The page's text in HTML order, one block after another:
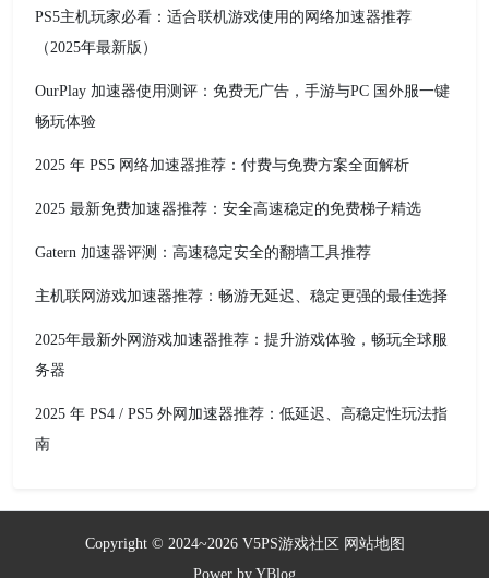
PS5主机玩家必看：适合联机游戏使用的网络加速器推荐
（2025年最新版）
OurPlay 加速器使用测评：免费无广告，手游与PC 国外服一键
畅玩体验
2025 年 PS5 网络加速器推荐：付费与免费方案全面解析
2025 最新免费加速器推荐：安全高速稳定的免费梯子精选
Gatern 加速器评测：高速稳定安全的翻墙工具推荐
主机联网游戏加速器推荐：畅游无延迟、稳定更强的最佳选择
2025年最新外网游戏加速器推荐：提升游戏体验，畅玩全球服
务器
2025 年 PS4 / PS5 外网加速器推荐：低延迟、高稳定性玩法指
南
Copyright © 2024~2026 V5PS游戏社区 网站地图
Power by YBlog